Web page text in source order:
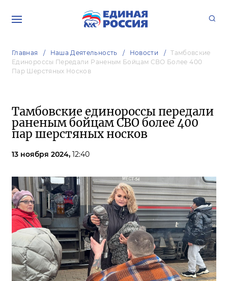
Главная Наша Деятельность Новости
Тамбовские
Единороссы Передали Раненым Бойцам СВО Более 400
Пар Шерстяных Носков
Тамбовские единороссы передали
раненым бойцам СВО более 400
пар шерстяных носков
13 ноября 2024, 12:40